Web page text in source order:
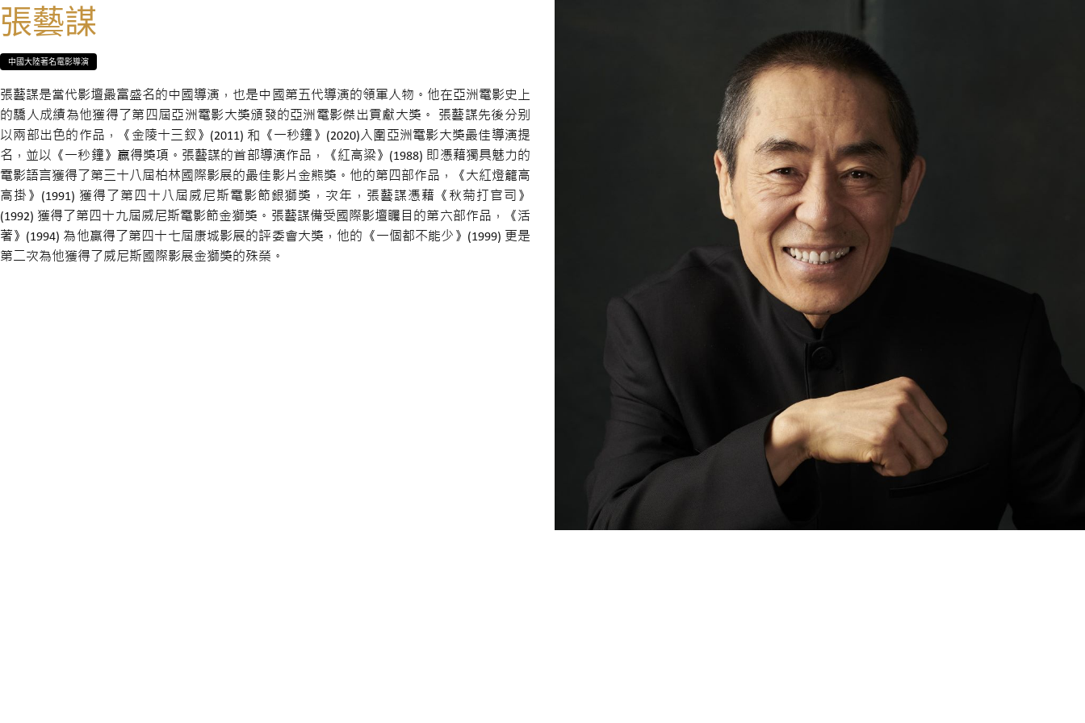
張藝謀
中國大陸著名電影導演
張藝謀是當代影壇最富盛名的中國導演，也是中國第五代導演的領軍人物。他在亞洲電影史上
的驕人成績為他獲得了第四屆亞洲電影大獎頒發的亞洲電影傑出貢獻大獎。 張藝謀先後分别
以兩部出色的作品，《金陵十三釵》(2011) 和《一秒鐘》(2020)入圍亞洲電影大獎最佳導演提
名，並以《一秒鐘》赢得獎項。張藝謀的首部導演作品，《紅高粱》(1988) 即憑藉獨具魅力的
電影語言獲得了第三十八屆柏林國際影展的最佳影片金熊獎。他的第四部作品，《大紅燈籠高
高掛》(1991) 獲得了第四十八屆威尼斯電影節銀獅獎，次年，張藝謀憑藉《秋菊打官司》
(1992) 獲得了第四十九屆威尼斯電影節金獅獎。張藝謀備受國際影壇矚目的第六部作品，《活
著》(1994) 為他贏得了第四十七屆康城影展的評委會大獎，他的《一個都不能少》(1999) 更是
第二次為他獲得了威尼斯國際影展金獅獎的殊榮。